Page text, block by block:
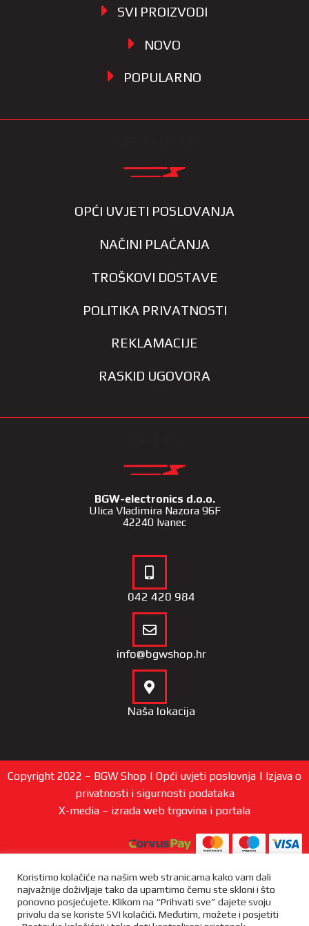
SVI PROIZVODI
NOVO
POPULARNO
OPĆI UVJETI POSLOVANJA
NAČINI PLAĆANJA
TROŠKOVI DOSTAVE
POLITIKA PRIVATNOSTI
REKLAMACIJE
RASKID UGOVORA
BGW-electronics d.o.o.
Ulica Vladimira Nazora 96F
42240 Ivanec
042 420 984
info@bgwshop.hr
Naša lokacija
Copyright 2022 – BGW Shop | Opći uvjeti poslovnja | Izjava o
privatnosti i sigurnosti podataka
X-media – izrada web trgovina i portala
Koristimo kolačiće na našim web stranicama kako vam dali
najvažnije doživljaje tako da upamtimo čemu ste skloni i što
ponovno posjećujete. Klikom na “Prihvati sve” dajete svoju
privolu da se koriste SVI kolačići. Međutim, možete i posjetiti